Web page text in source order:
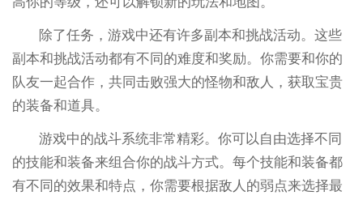
除了任务，游戏中还有许多副本和挑战活动。这些
副本和挑战活动都有不同的难度和奖励。你需要和你的
队友一起合作，共同击败强大的怪物和敌人，获取宝贵
的装备和道具。
游戏中的战斗系统非常精彩。你可以自由选择不同
的技能和装备来组合你的战斗方式。每个技能和装备都
有不同的效果和特点，你需要根据敌人的弱点来选择最